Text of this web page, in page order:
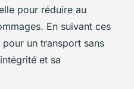
pour réduire au
En suivant ces
un transport sans
et sa